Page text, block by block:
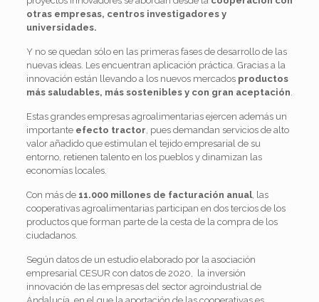
otras empresas, centros investigadores y
universidades.
Y no se quedan sólo en las primeras fases de desarrollo de las
nuevas ideas. Les encuentran aplicación práctica. Gracias a la
innovación están llevando a los nuevos mercados productos
más saludables, más sostenibles y con gran aceptación
Estas grandes empresas agroalimentarias ejercen además un
importante efecto tractor , pues demandan servicios de alto
valor añadido que estimulan el tejido empresarial de su
entorno, retienen talento en los pueblos y dinamizan las
economías locales.
Con más de 11.000 millones de facturación anual, las
cooperativas agroalimentarias participan en dos tercios de los
productos que forman parte de la cesta de la compra de los
ciudadanos.
Según datos de un estudio elaborado por la asociación
empresarial CESUR con datos de 2020, la inversión
innovación de las empresas del sector agroindustrial de